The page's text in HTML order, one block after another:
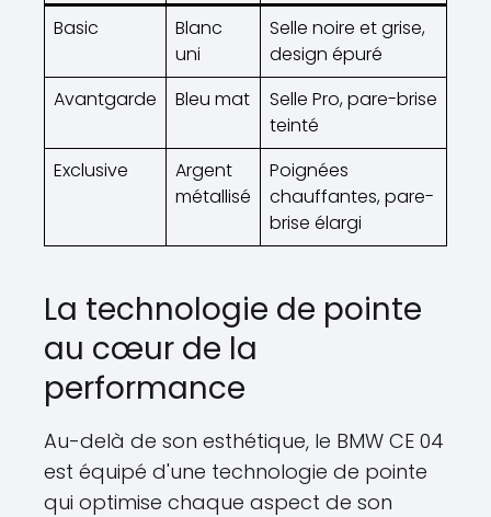
Basic
Blanc
uni
Selle noire et grise,
design épuré
Avantgarde
Bleu mat
Selle Pro, pare-brise
teinté
Exclusive
Argent
métallisé
Poignées
chauffantes, pare-
brise élargi
La technologie de pointe
au cœur de la
performance
Au-delà de son esthétique, le BMW CE 04
est équipé d'une technologie de pointe
qui optimise chaque aspect de son